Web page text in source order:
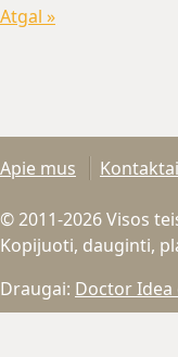
Atgal »
Apie mus Kontaktai
© 2011-2026 Visos
Kopijuoti, dauginti,
Draugai: Doctor Idea